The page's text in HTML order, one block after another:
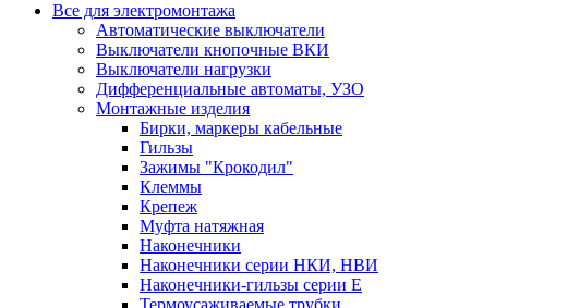
Все для электромонтажа
Автоматические выключатели
Выключатели кнопочные ВКИ
Выключатели нагрузки
Дифференциальные автоматы, УЗО
Монтажные изделия
Бирки, маркеры кабельные
Гильзы
Зажимы "Крокодил"
Клеммы
Крепеж
Муфта натяжная
Наконечники
Наконечники серии НКИ, НВИ
Наконечники-гильзы серии Е
Термоусаживаемые трубки